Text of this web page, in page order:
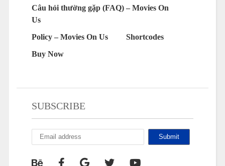
Câu hỏi thường gặp (FAQ) – Movies On
Us
Policy – Movies On Us
Shortcodes
Buy Now
SUBSCRIBE